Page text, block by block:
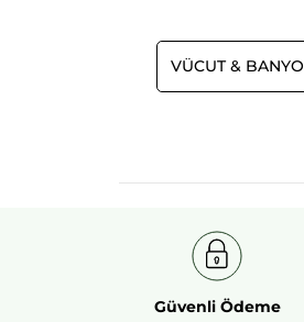
VÜCUT & BANYO
Güvenli Ödeme